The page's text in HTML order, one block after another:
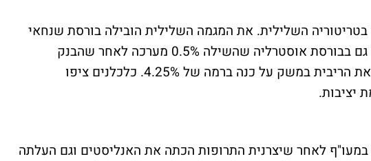
השלילית. את המגמה השלילית הובילה בורסת שנחאי
שאיבדה 1.7%. ירידות שערים נרשמו גם בבורסת אוסטרליה שהשילה 0.5% מערכה לאחר שהבנק
המרכזי החליט באופן מפתיע להוריד את הריבית במשק על כנה ברמה של 4.25%. כלכלנים ציפו
יציבות.
במעו"ף לאחר שיצרנית התרופות הכתה את האנליסטים וגם העלתה